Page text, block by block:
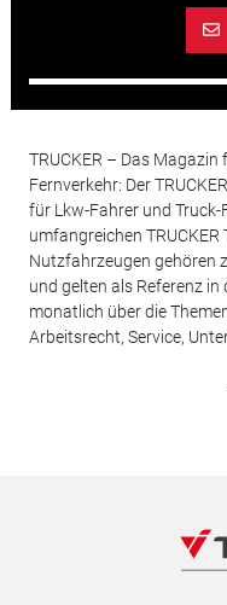
TRUCKER – Das
Fernverkehr: Der
für Lkw-Fahrer und
umfangreichen
Nutzfahrzeugen gehören
und gelten als Referenz in
monatlich über die
Arbeitsrecht, Service,